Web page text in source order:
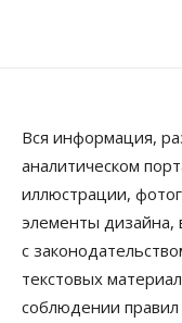
Общество
Подозреваемых
задержали в
06 Августа 2026, 16:15
Общество
Пенсионеры
области
06 Августа 2026, 16:00
Вся информация,
аналитическом
иллюстрации,
элементы дизайна,
с
текстовых
соблюдении